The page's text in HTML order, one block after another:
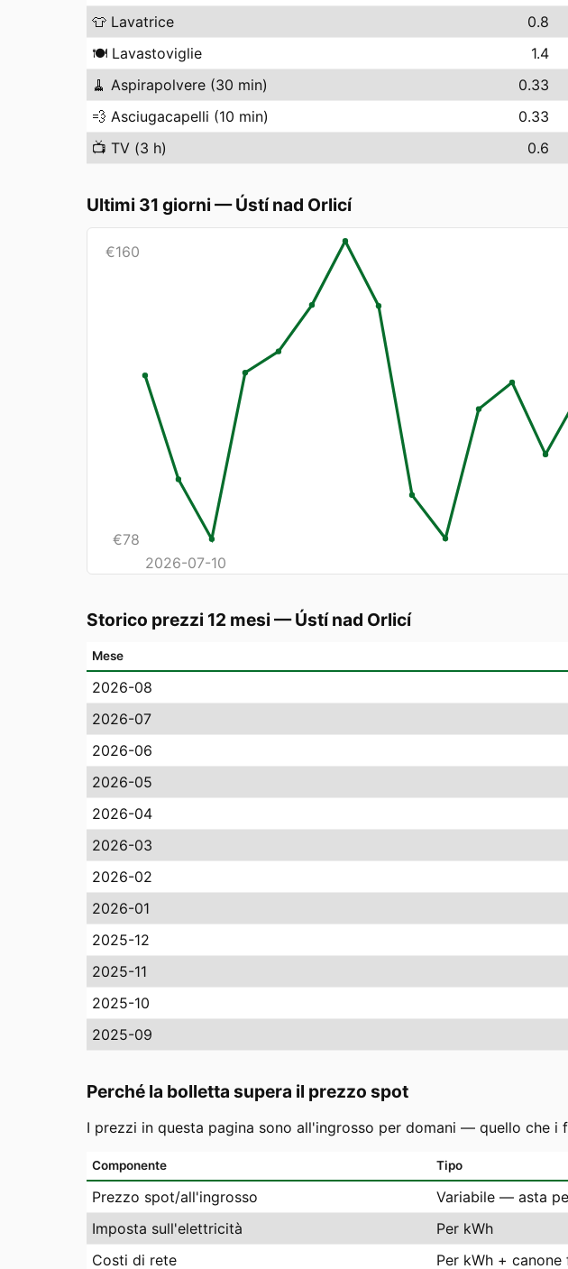
👕 Lavatrice 0.8
🍽️ Lavastoviglie 1.4
🧹 Aspirapolvere (30 min) 0.33
💨 Asciugacapelli (10 min) 0.33
📺 TV (3 h) 0.6
Ultimi 31 giorni —Ústí nad Orlicí
€160
€78
2026-07-10
Storico prezzi 12 mesi —Ústí nad Orlicí
Mese
2026-08
2026-07
2026-06
2026-05
2026-04
2026-03
2026-02
2026-01
2025-12
2025-11
2025-10
2025-09
Perché la bolletta supera il prezzo spot
I prezzi in questa pagina sono all'ingrosso per domani — quello che
Componente Tipo
Prezzo spot/all'ingrosso Variabile — asta
Imposta sull'elettricità
Per kWh
Costi di rete
Per kWh + canone